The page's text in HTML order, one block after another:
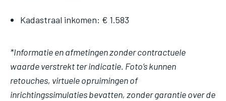
Kadastraal inkomen: € 1.583
*Informatie en afmetingen zonder contractuele
waarde verstrekt ter indicatie. Foto’s kunnen
retouches, virtuele opruimingen of
inrichtingssimulaties bevatten, zonder garantie over de